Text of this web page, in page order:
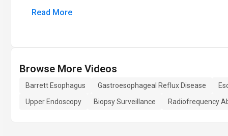
Read More
Browse More Videos
Barrett Esophagus Gastroesophageal Reflux Disease
Upper Endoscopy
Biopsy Surveillance Radiofrequency